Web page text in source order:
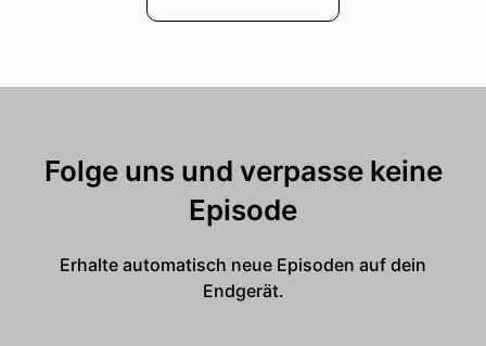
Folge uns und verpasse keine
Episode
Erhalte automatisch neue Episoden auf dein
Endgerät.